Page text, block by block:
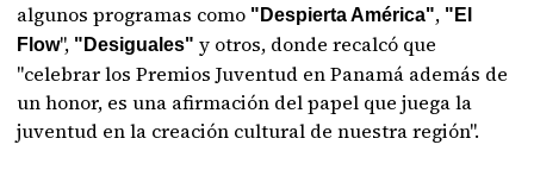
algunos programas como "Despierta América", "El
Flow", "Desiguales" y otros, donde recalcó que
"celebrar los Premios Juventud en Panamá además de
un honor, es una afirmación del papel que juega la
juventud en la creación cultural de nuestra región".